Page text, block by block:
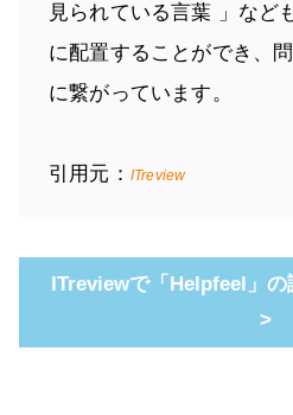
見られている言葉 」など
に配置することができ、
に繋がっています。
引用元： ITreview
ITreviewで「Helpfeel」
>